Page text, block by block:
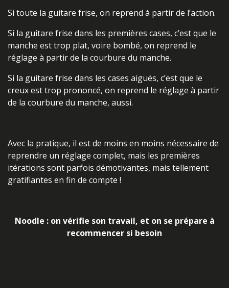
Si toute la guitare frise, on reprend à partir de l’action.
Si la guitare frise dans les premières cases, c’est que le
manche est trop plat, voire bombé, on reprend le
réglage à partir de la courbure du manche.
Si la guitare frise dans les cases aiguës, c’est que le
creux est trop prononcé, on reprend le réglage à partir
de la courbure du manche, aussi.
Avec la pratique, il est de moins en moins nécessaire de
reprendre un réglage complet, mais les premières
itérations sont parfois démotivantes, mais tellement
gratifiantes en fin de compte !
Noodle : on vérifie son travail, et on se prépare à
recommencer si besoin